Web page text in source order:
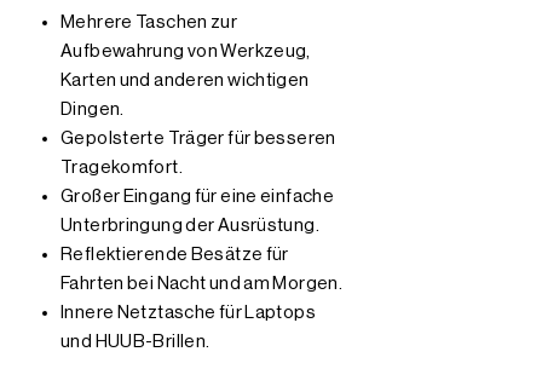
Mehrere Taschen zur
Aufbewahrung von Werkzeug,
Karten und anderen wichtigen
Dingen.
Gepolsterte Träger für besseren
Tragekomfort.
Großer Eingang für eine einfache
Unterbringung der Ausrüstung.
Reflektierende Besätze für
Fahrten bei Nacht und am Morgen.
Innere Netztasche für Laptops
und HUUB-Brillen.